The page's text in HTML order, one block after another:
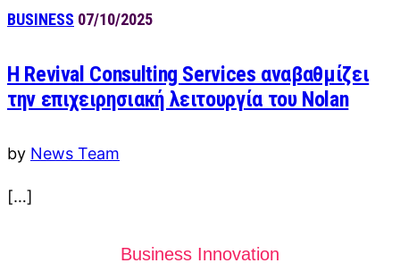
BUSINESS 07/10/2025
Η Revival Consulting Services αναβαθμίζει
την επιχειρησιακή λειτουργία του Nolan
by News Team
[…]
Business Innovation